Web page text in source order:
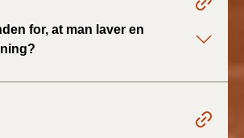
6 for, at man laver en